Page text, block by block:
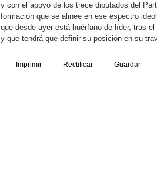
y con el apoyo de los trece diputados del
formación que se alinee en ese espectro
que desde ayer está huérfano de líder, tras el
y que tendrá que definir su posición en su
Imprimir Rectificar Guardar